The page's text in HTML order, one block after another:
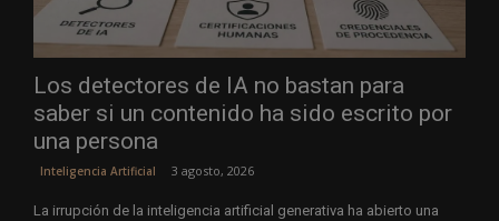
Los detectores de IA no bastan para
saber si un contenido ha sido escrito por
una persona
Inteligencia Artificial 3 agosto, 2026
La irrupción de la inteligencia artificial generativa ha abierto una